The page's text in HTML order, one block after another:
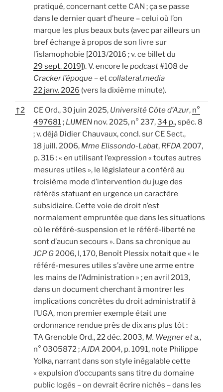
pratiqué, concernant cette CAN ; ça se passe
dans le dernier quart d’heure – celui où l’on
marque les plus beaux buts (avec par ailleurs un
bref échange à propos de son livre sur
l’islamophobie [2013/2016 ; v. ce billet du
29 sept. 2019]). V. encore le podcast#108 de
Cracker l’époque – etcollateral.media
22 janv. 2026 (vers la dixième minute).
↑2 CE Ord., 30 juin 2025, Université Côte d’Azur, n°
497681; LIJMEN nov. 2025, n° 237,34 p., spéc. 8
; v. déjà Didier Chauvaux, concl. sur CE Sect.,
18 juill. 2006, Mme Elissondo-Labat, RFDA 2007,
p. 316 : « en utilisant l’expression « toutes autres
mesures utiles », le législateur a conféré au
troisième mode d’intervention du juge des
référés statuant en urgence un caractère
subsidiaire. Cette voie de droit n’est
normalement empruntée que dans les situations
où le référé-suspension et le référé-liberté ne
sont d’aucun secours ». Dans sa chronique au
JCP G2006, I, 170, Benoît Plessix notait que « le
référé-mesures utiles s’avère une arme entre
les mains de l’Administration » ; en avril 2013,
dans un document cherchant à montrer les
implications concrètes du droit administratif à
l’UGA, mon premier exemple était une
ordonnance rendue près de dix ans plus tôt :
TA Grenoble Ord., 22 déc. 2003, M. Wegner et a.,
n° 0305872 ;AJDA 2004, p. 1091, note Philippe
Yolka, narrant dans son style inégalable cette
« expulsion d’occupants sans titre du domaine
public logés – on devrait écrire nichés – dans les